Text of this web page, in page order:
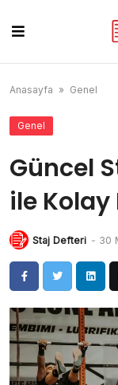
content
Anasayfa » Genel
Genel
Güncel
ile Kolay
Staj Defteri - 30